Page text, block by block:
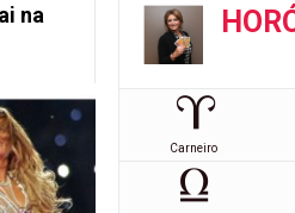
na
Carneiro